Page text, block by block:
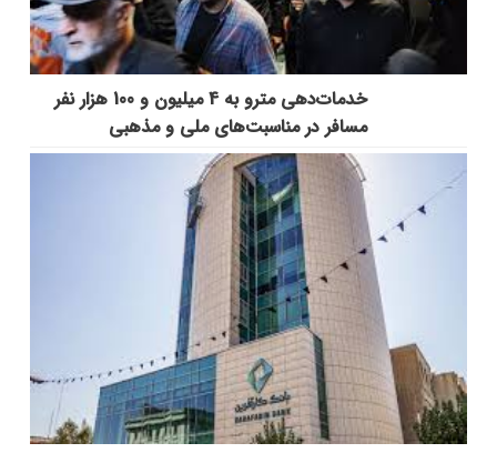
خدمات‌دهي مترو به 4 ميليون و 100 هزار نفر
مسافر در مناسبت‌هاي ملي و مذهبي